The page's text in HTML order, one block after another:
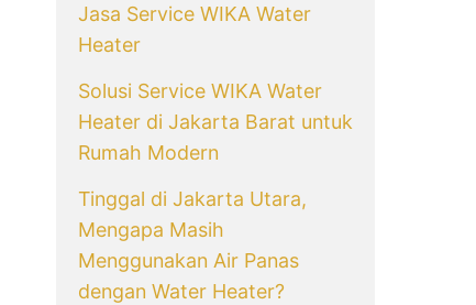
Jasa Service WIKA Water
Heater
Solusi Service WIKA Water
Heater di Jakarta Barat untuk
Rumah Modern
Tinggal di Jakarta Utara,
Mengapa Masih
Menggunakan Air Panas
dengan Water Heater?